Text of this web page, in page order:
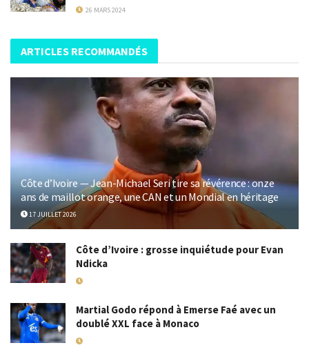
26 MARS 2024
ARTICLES RECOMMANDÉS
Côte d’Ivoire — Jean-Michael Seri tire sa révérence : onze
ans de maillot orange, une CAN et un Mondial en héritage
17 JUILLET 2026
Côte d’Ivoire : grosse inquiétude pour Evan
Ndicka
Martial Godo répond à Emerse Faé avec un
doublé XXL face à Monaco